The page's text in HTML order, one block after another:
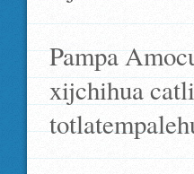
Pampa
xijchihua